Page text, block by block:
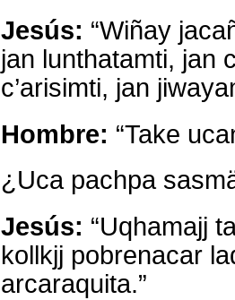
Jesús: “Wiñay
jan lunthatamti, jan
c’arisimti, jan
Hombre: “Take
¿Uca pachpa
Jesús: “Uqhamajj
kollkjj pobrenacar
arcaraquita.”